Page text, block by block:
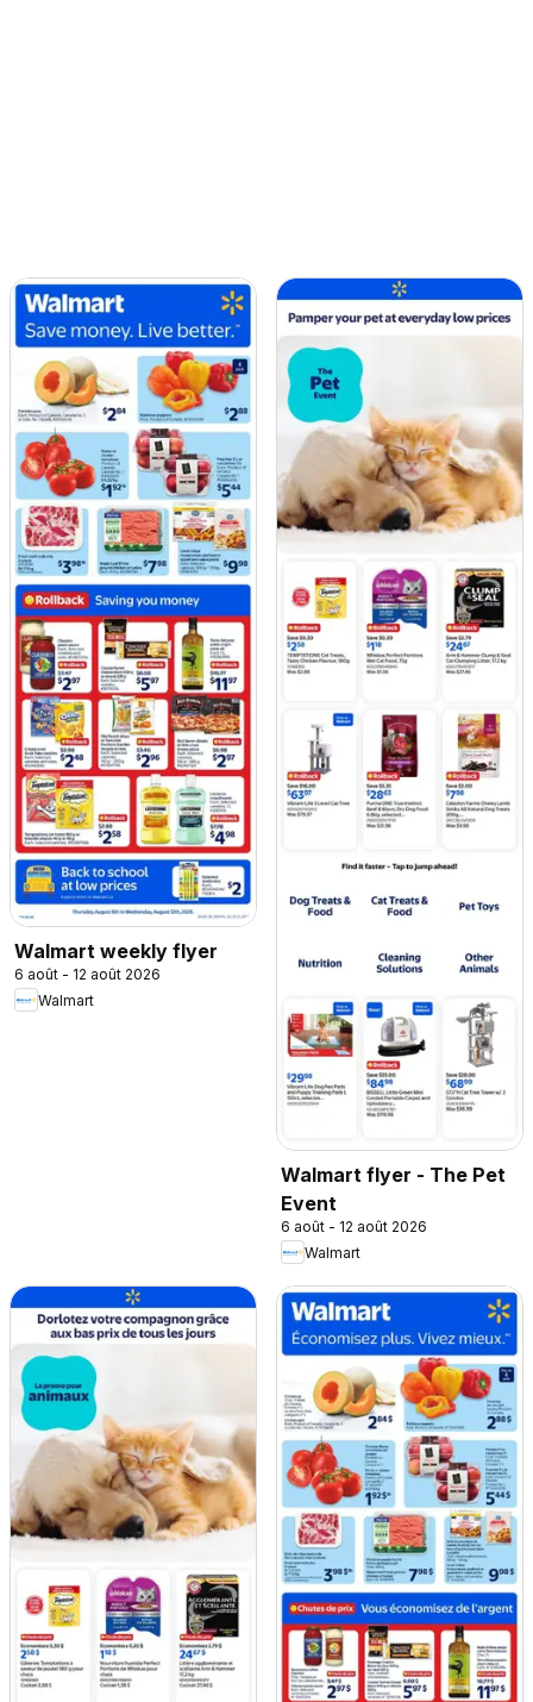
Walmart weekly flyer
6 août - 12 août 2026
Walmart
Walmart flyer - The Pet
Event
6 août - 12 août 2026
Walmart